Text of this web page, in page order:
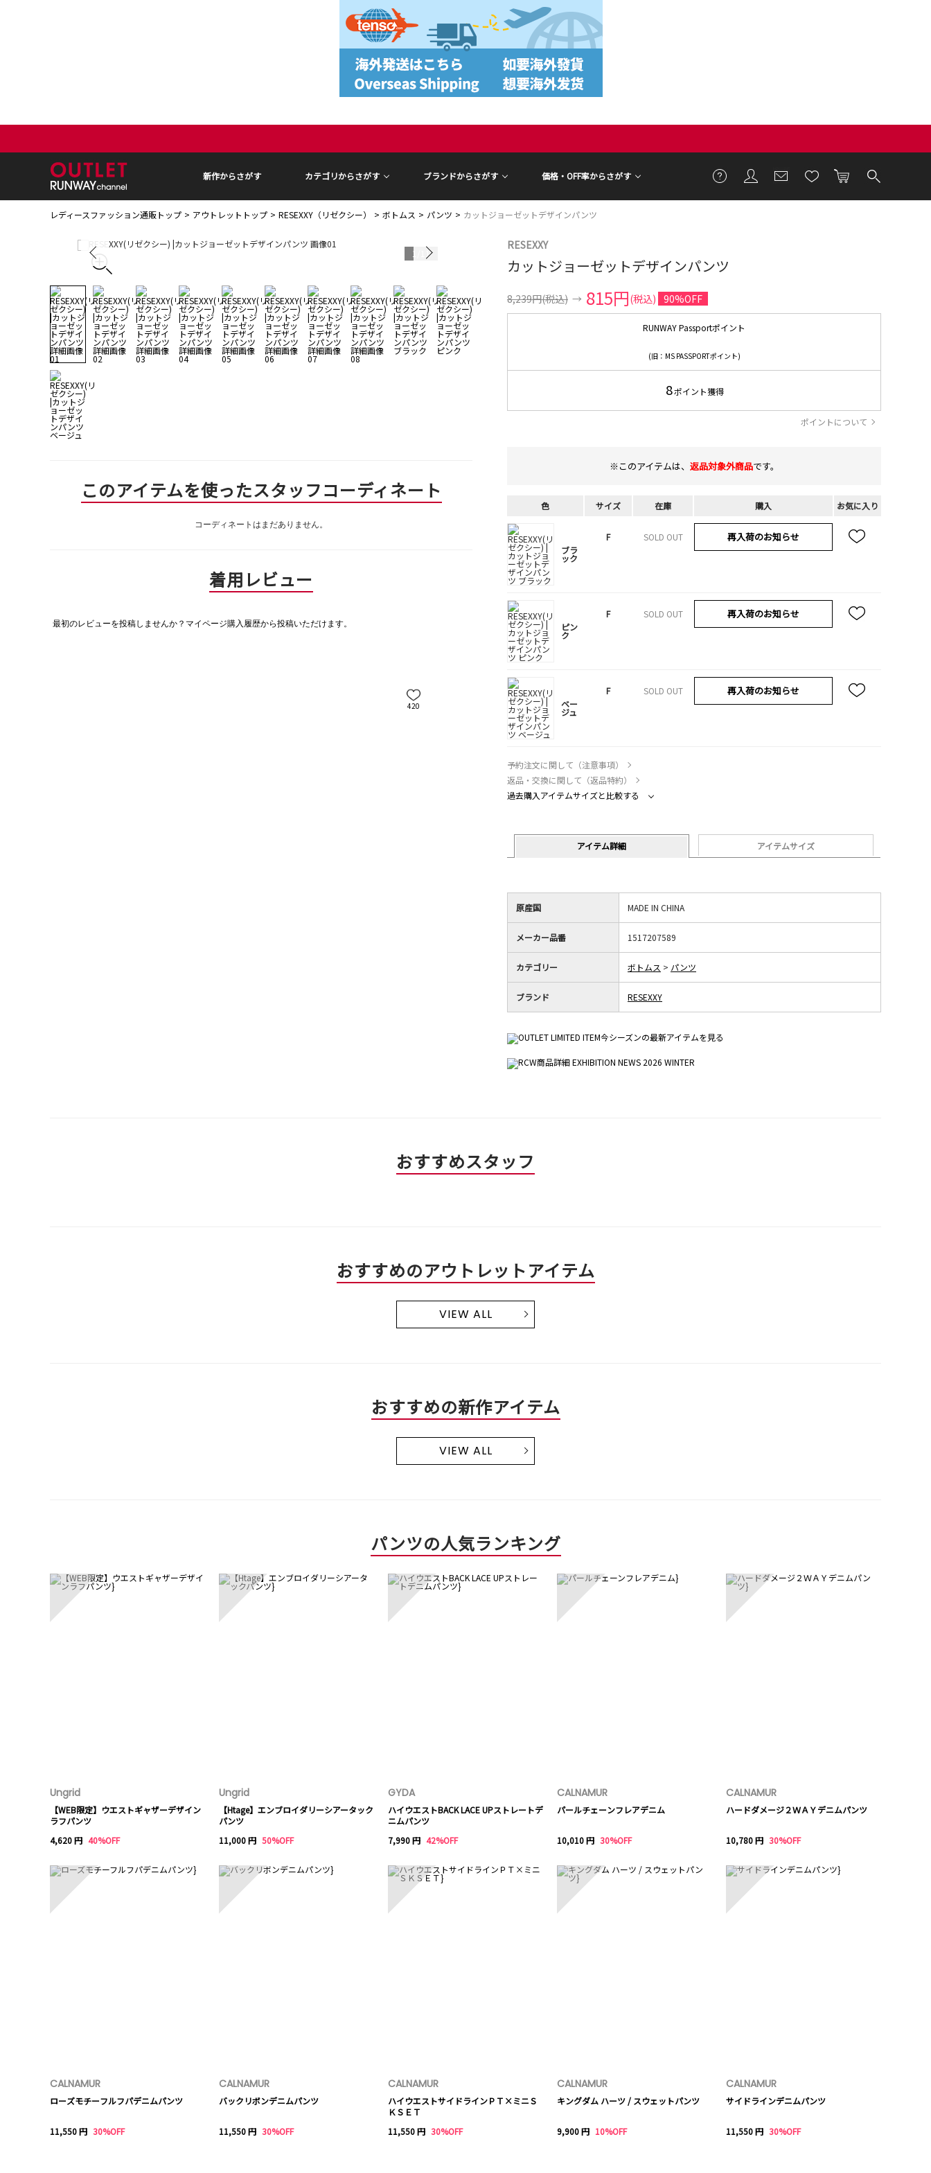
新作からさがす カテゴリからさがす ブランドからさがす 価格・OFF率からさがす
レディースファッション通販トップ アウトレットトップ RESEXXY（リゼクシー） ボトムス パンツ カットジョーゼットデザインパンツ
420
1 11
このアイテムを使ったスタッフコーディネート
コーディネートはまだありません。
着用レビュー
最初のレビューを投稿しませんか？マイページ購入履歴から投稿いただけます。
RESEXXY
カットジョーゼットデザインパンツ
8,239円(税込) → 815円(税込) 90%OFF
RUNWAY Passportポイント
(旧：MS PASSPORTポイント)
8ポイント獲得
ポイントについて
※このアイテムは、 返品対象外商品です。
色 サイズ 在庫 購入 お気に入り
ブラ
ック
F SOLD OUT 再入荷のお知らせ
ピン
ク
F SOLD OUT 再入荷のお知らせ
ベー
ジュ
F SOLD OUT 再入荷のお知らせ
予約注文に関して（注意事項）
返品・交換に関して（返品特約）
過去購入アイテムサイズと比較する
アイテム詳細 アイテムサイズ
原産国 MADE IN CHINA
メーカー品番 1517207589
カテゴリー ボトムス > パンツ
ブランド RESEXXY
おすすめスタッフ
おすすめのアウトレットアイテム
VIEW ALL
おすすめの新作アイテム
VIEW ALL
パンツの人気ランキング
Ungrid
【WEB限定】ウエストギャザーデザイン
ラフパンツ
4,620 円 40%OFF
Ungrid
【Htage】エンブロイダリーシアータック
パンツ
11,000 円 50%OFF
GYDA
ハイウエストBACK LACE UPストレートデ
ニムパンツ
7,990 円 42%OFF
CALNAMUR
パールチェーンフレアデニム
10,010 円 30%OFF
CALNAMUR
ハードダメージ２ＷＡＹデニムパンツ
10,780 円 30%OFF
CALNAMUR
ローズモチーフルフパデニムパンツ
11,550 円 30%OFF
CALNAMUR
バックリボンデニムパンツ
11,550 円 30%OFF
CALNAMUR
ハイウエストサイドラインＰＴ×ミニＳ
ＫＳＥＴ
11,550 円 30%OFF
CALNAMUR
キングダム ハーツ / スウェットパンツ
9,900 円 10%OFF
CALNAMUR
サイドラインデニムパンツ
11,550 円 30%OFF